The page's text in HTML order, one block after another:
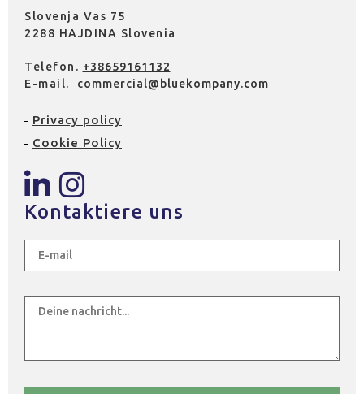
Slovenja Vas 75
2288 HAJDINA Slovenia
Telefon. +38659161132
E-mail. commercial@bluekompany.com
Privacy policy
Cookie Policy
Kontaktiere uns